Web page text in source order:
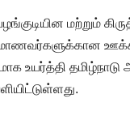
மற்றும்
மாணவர்களுக்கான
உயர்த்தி தமிழ்நாடு